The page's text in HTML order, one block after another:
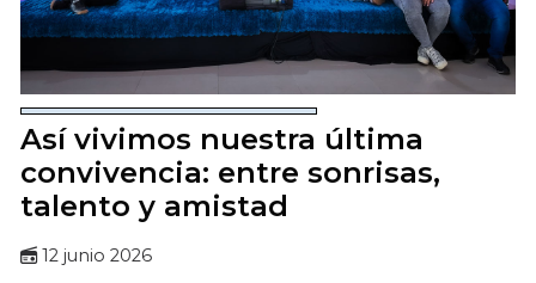
Así vivimos nuestra última
convivencia: entre sonrisas,
talento y amistad
12 junio 2026